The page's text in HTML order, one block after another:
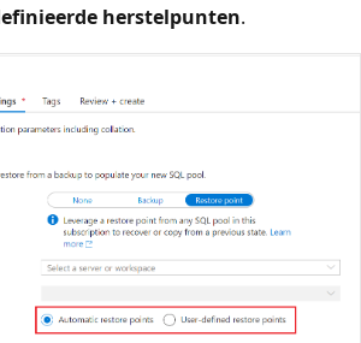
herstelpunten.